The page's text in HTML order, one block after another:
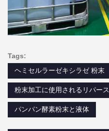
Tags:
ヘミセルラーゼキシラゼ 粉末
粉末加工に使用されるリパース
パンパン酵素粉末と液体